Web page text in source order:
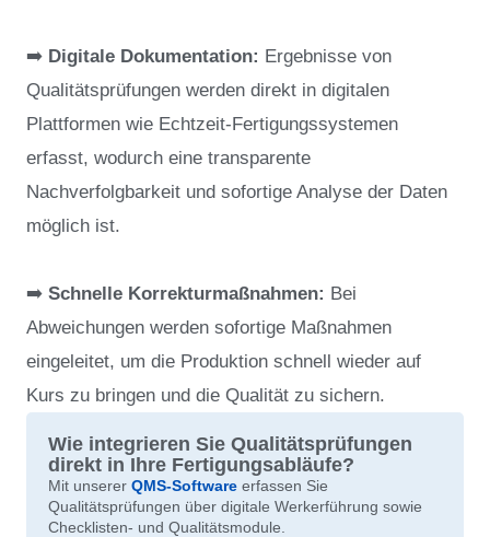
➡️ Digitale Dokumentation: Ergebnisse von
Qualitätsprüfungen werden direkt in digitalen
Plattformen wie Echtzeit-Fertigungssystemen
erfasst, wodurch eine transparente
Nachverfolgbarkeit und sofortige Analyse der Daten
möglich ist.
➡️ Schnelle Korrekturmaßnahmen: Bei
Abweichungen werden sofortige Maßnahmen
eingeleitet, um die Produktion schnell wieder auf
Kurs zu bringen und die Qualität zu sichern.
Wie integrieren Sie Qualitätsprüfungen
direkt in Ihre Fertigungsabläufe?
Mit unserer QMS-Software erfassen Sie
Qualitätsprüfungen über digitale Werkerführung sowie
Checklisten- und Qualitätsmodule.